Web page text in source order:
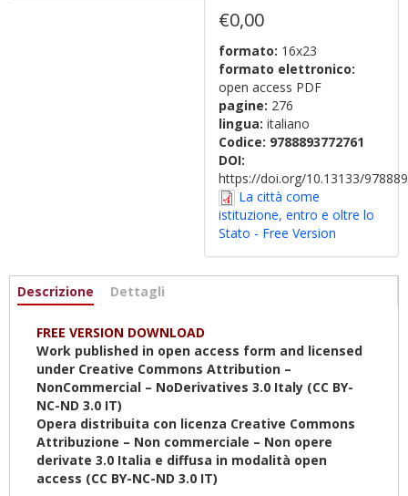
€0,00
formato: 16x23
formato elettronico:
open access PDF
pagine: 276
lingua: italiano
Codice: 9788893772761
DOI:
https://doi.org/10.13133/
La città come
istituzione, entro e oltre lo
Stato - Free Version
Informazioni
Descrizione (scheda
Dettagli
FREE VERSION DOWNLOAD
Work published in open access form and licensed
under Creative Commons Attribution –
NonCommercial – NoDerivatives 3.0 Italy (CC BY-
NC-ND 3.0 IT)
Opera distribuita con licenza Creative Commons
Attribuzione – Non commerciale – Non opere
derivate 3.0 Italia e diffusa in modalità open
access (CC BY-NC-ND 3.0 IT)